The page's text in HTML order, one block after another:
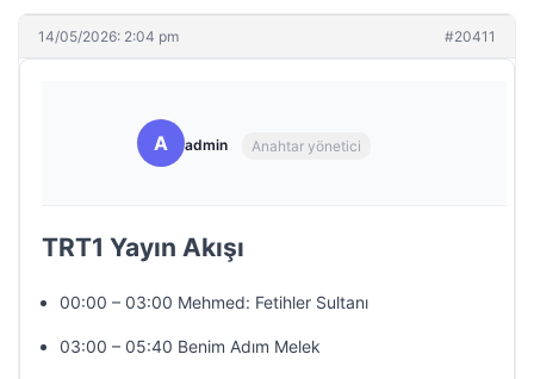
14/05/2026: 2:04 pm #20411
A admin Anahtar yönetici
TRT1 Yayın Akışı
00:00 – 03:00 Mehmed: Fetihler Sultanı
03:00 – 05:40 Benim Adım Melek